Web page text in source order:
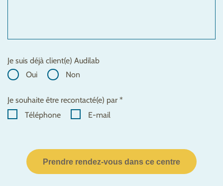
Je suis déjà client(e) Audilab
Oui
Non
Je souhaite être recontacté(e) par *
Téléphone
E-mail
Prendre rendez-vous dans ce centre